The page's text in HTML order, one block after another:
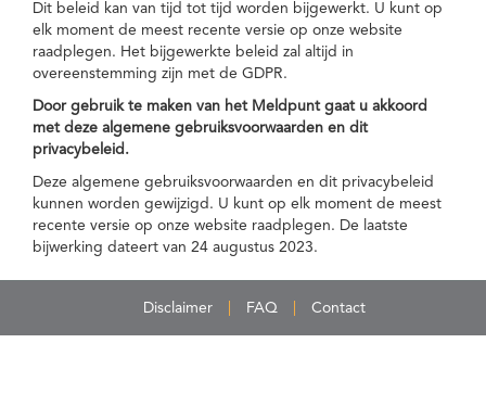
Dit beleid kan van tijd tot tijd worden bijgewerkt. U kunt op
elk moment de meest recente versie op onze website
raadplegen. Het bijgewerkte beleid zal altijd in
overeenstemming zijn met de GDPR.
Door gebruik te maken van het Meldpunt gaat u akkoord
met deze algemene gebruiksvoorwaarden en dit
privacybeleid.
Deze algemene gebruiksvoorwaarden en dit privacybeleid
kunnen worden gewijzigd. U kunt op elk moment de meest
recente versie op onze website raadplegen. De laatste
bijwerking dateert van 24 augustus 2023.
Disclaimer FAQ Contact